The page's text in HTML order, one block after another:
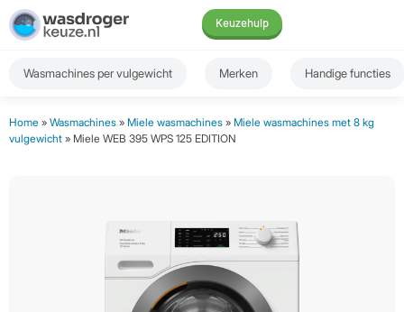
Keuzehulp
Wasmachines per vulgewicht Merken Handige functies
Home » Wasmachines » Miele wasmachines » Miele wasmachines met 8 kg
vulgewicht » Miele WEB 395 WPS 125 EDITION